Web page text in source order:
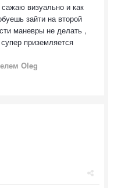
визуально и как
зайти на второй
маневры не делать ,
приземляется
Oleg